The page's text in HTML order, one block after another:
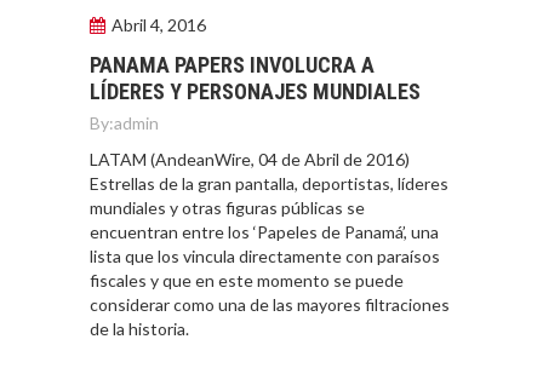
Abril 4, 2016
PANAMA PAPERS INVOLUCRA A
LÍDERES Y PERSONAJES MUNDIALES
By:admin
LATAM (AndeanWire, 04 de Abril de 2016)
Estrellas de la gran pantalla, deportistas, líderes
mundiales y otras figuras públicas se
encuentran entre los ‘Papeles de Panamá’, una
lista que los vincula directamente con paraísos
fiscales y que en este momento se puede
considerar como una de las mayores filtraciones
de la historia.